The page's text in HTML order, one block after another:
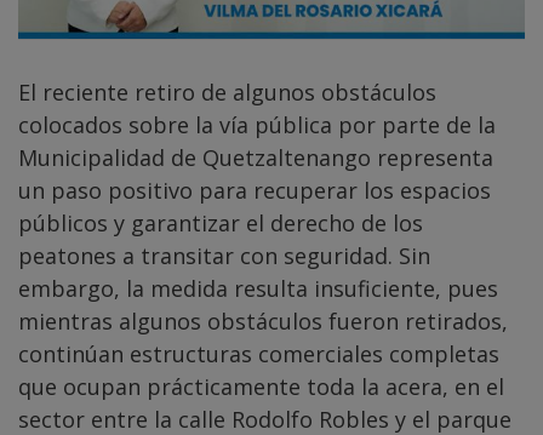
El reciente retiro de algunos obstáculos
colocados sobre la vía pública por parte de la
Municipalidad de Quetzaltenango representa
un paso positivo para recuperar los espacios
públicos y garantizar el derecho de los
peatones a transitar con seguridad. Sin
embargo, la medida resulta insuficiente, pues
mientras algunos obstáculos fueron retirados,
continúan estructuras comerciales completas
que ocupan prácticamente toda la acera, en el
sector entre la calle Rodolfo Robles y el parque